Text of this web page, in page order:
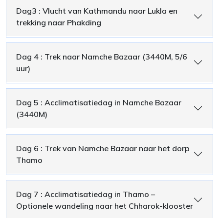
Dag3 : Vlucht van Kathmandu naar Lukla en
trekking naar Phakding
Dag 4 : Trek naar Namche Bazaar (3440M, 5/6
uur)
Dag 5 : Acclimatisatiedag in Namche Bazaar
(3440M)
Dag 6 : Trek van Namche Bazaar naar het dorp
Thamo
Dag 7 : Acclimatisatiedag in Thamo –
Optionele wandeling naar het Chharok-klooster